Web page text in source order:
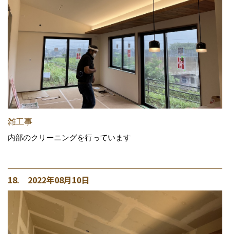
雑工事
内部のクリーニングを行っています
18. 2022年08月10日